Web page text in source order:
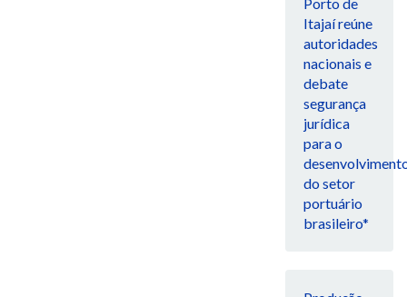
Itajaí reúne
autoridades
nacionais e
debate
segurança
jurídica
para o
do setor
portuário
brasileiro*